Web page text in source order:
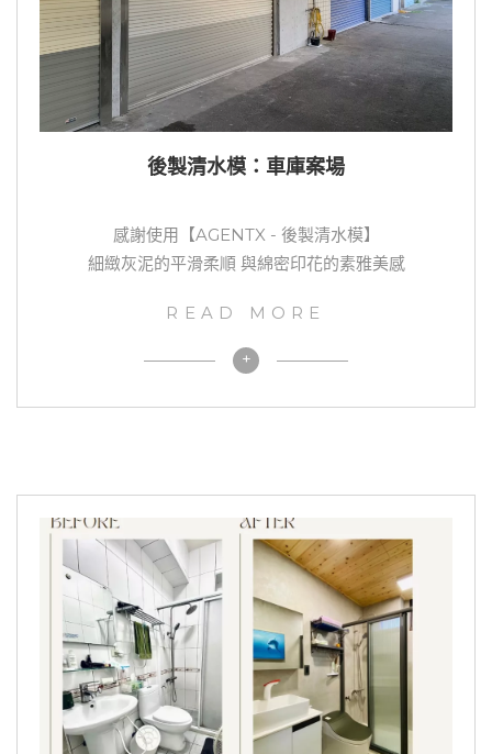
後製清水模：車庫案場
感謝使用【AGENTX - 後製清水模】
細緻灰泥的平滑柔順 與綿密印花的素雅美感
READ MORE
+